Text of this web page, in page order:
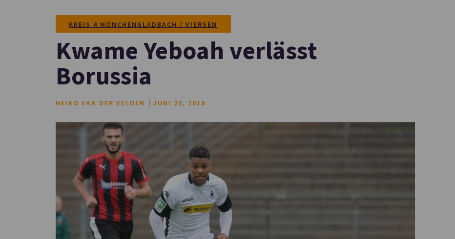
KREIS 4 MÖNCHENGLADBACH / VIERSEN
Kwame Yeboah verlässt
Borussia
HEIKO VAN DER VELDEN JUNI 20, 2018